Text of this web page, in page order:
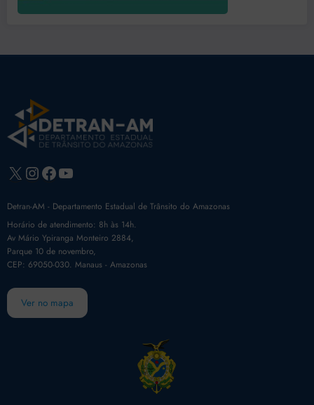
X Instagram
Facebook
Youtube
Detran-AM - Departamento Estadual de Trânsito do Amazonas
Horário de atendimento: 8h às 14h.
Av Mário Ypiranga Monteiro 2884,
Parque 10 de novembro,
CEP: 69050-030. Manaus - Amazonas
Ver no mapa